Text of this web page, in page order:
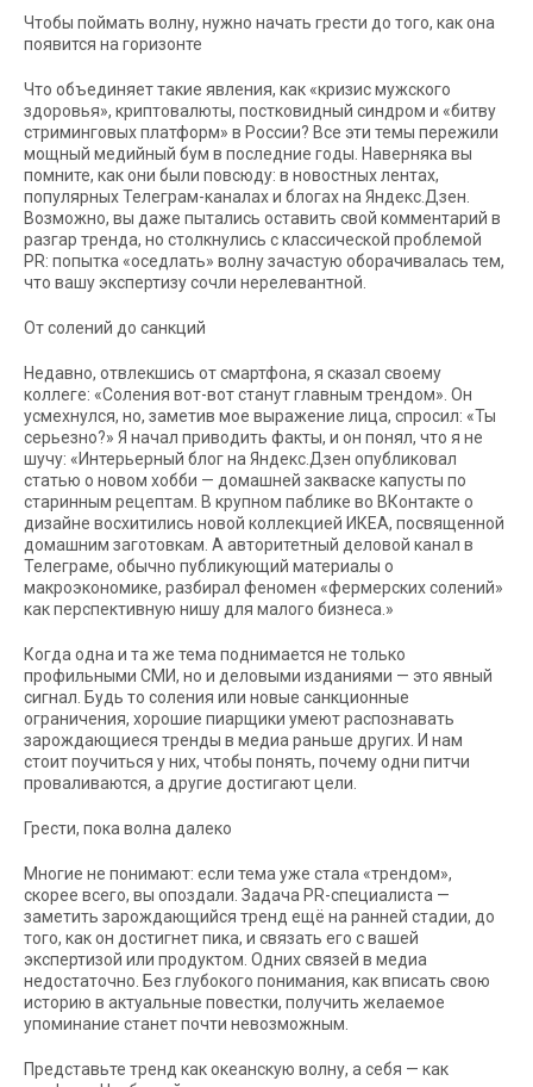
Чтобы поймать волну, нужно начать грести до того, как она
появится на горизонте
Что объединяет такие явления, как «кризис мужского
здоровья», криптовалюты, постковидный синдром и «битву
стриминговых платформ» в России? Все эти темы пережили
мощный медийный бум в последние годы. Наверняка вы
помните, как они были повсюду: в новостных лентах,
популярных Телеграм-каналах и блогах на Яндекс.Дзен.
Возможно, вы даже пытались оставить свой комментарий в
разгар тренда, но столкнулись с классической проблемой
PR: попытка «оседлать» волну зачастую оборачивалась тем,
что вашу экспертизу сочли нерелевантной.
От солений до санкций
Недавно, отвлекшись от смартфона, я сказал своему
коллеге: «Соления вот-вот станут главным трендом». Он
усмехнулся, но, заметив мое выражение лица, спросил: «Ты
серьезно?» Я начал приводить факты, и он понял, что я не
шучу: «Интерьерный блог на Яндекс.Дзен опубликовал
статью о новом хобби — домашней закваске капусты по
старинным рецептам. В крупном паблике во ВКонтакте о
дизайне восхитились новой коллекцией ИКЕА, посвященной
домашним заготовкам. А авторитетный деловой канал в
Телеграме, обычно публикующий материалы о
макроэкономике, разбирал феномен «фермерских солений»
как перспективную нишу для малого бизнеса.»
Когда одна и та же тема поднимается не только
профильными СМИ, но и деловыми изданиями — это явный
сигнал. Будь то соления или новые санкционные
ограничения, хорошие пиарщики умеют распознавать
зарождающиеся тренды в медиа раньше других. И нам
стоит поучиться у них, чтобы понять, почему одни питчи
проваливаются, а другие достигают цели.
Грести, пока волна далеко
Многие не понимают: если тема уже стала «трендом»,
скорее всего, вы опоздали. Задача PR-специалиста —
заметить зарождающийся тренд ещё на ранней стадии, до
того, как он достигнет пика, и связать его с вашей
экспертизой или продуктом. Одних связей в медиа
недостаточно. Без глубокого понимания, как вписать свою
историю в актуальные повестки, получить желаемое
упоминание станет почти невозможным.
Представьте тренд как океанскую волну, а себя — как